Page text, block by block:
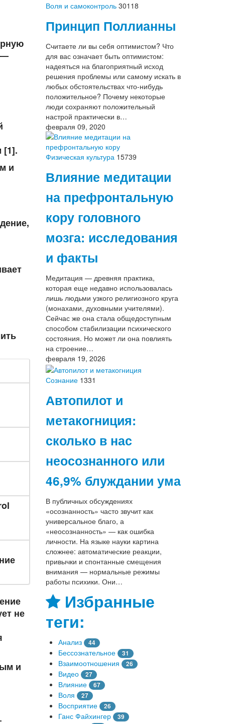
—
[1].
и
не
и
Воля и самоконтроль 30118
Принцип Поллианны
Считаете ли вы себя оптимистом? Что
для вас означает быть оптимистом:
надеяться на благоприятный исход
решения проблемы или самому искать в
любых обстоятельствах что-нибудь
положительное? Почему некоторые
люди сохраняют положительный
настрой практически в…
февраля 09, 2020
Физическая культура 15739
Влияние медитации
на префронтальную
кору головного
мозга: исследования
и факты
Медитация — древняя практика,
которая еще недавно использовалась
лишь людьми узкого религиозного круга
(монахами, духовными учителями).
Сейчас же она стала общедоступным
способом стабилизации психического
состояния. Но может ли она повлиять
на строение…
февраля 19, 2026
Сознание 1331
Автопилот и
метакогниция:
сколько в нас
неосознанного или
46,9% блуждании ума
В публичных обсуждениях
«осознанность» часто звучит как
универсальное благо, а
«неосознанность» — как ошибка
личности. На языке науки картина
сложнее: автоматические реакции,
привычки и спонтанные смещения
внимания — нормальные режимы
работы психики. Они…
Избранные
теги:
Анализ 44
Бессознательное 31
Взаимоотношения 26
Видео 27
Влияние 67
Воля 27
Восприятие 26
Ганс Файхингер 39